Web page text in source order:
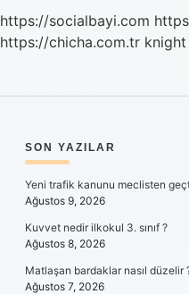
https://socialbayi.com
https://chicha.com.tr
SIDEBAR
SON YAZILAR
Yeni trafik kanunu meclisten
Ağustos 9, 2026
Kuvvet nedir ilkokul 3. sınıf ?
Ağustos 8, 2026
Matlaşan bardaklar nasıl düzelir
Ağustos 7, 2026